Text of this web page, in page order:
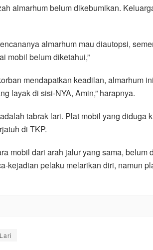
almarhum belum dikebumikan.
almarhum mau diautopsi,
mobil belum diketahui,”
mendapatkan keadilan, almarhum
layak di sisi-NYA, Amin,” harapnya.
tabrak lari. Plat mobil yang diduga
di TKP.
mobil dari arah jalur yang sama, belum
kejadian pelaku melarikan diri, namun